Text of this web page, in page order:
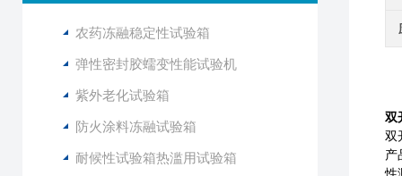
农药冻融稳定性试验箱
弹性密封胶蠕变性能试验机
紫外老化试验箱
防火涂料冻融试验箱
耐候性试验箱热滥用试验箱
双
双
产